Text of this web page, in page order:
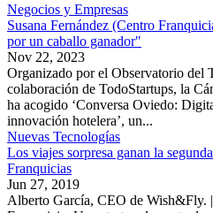
Negocios y Empresas
Susana Fernández (Centro
por un caballo ganador"
Nov 22, 2023
Organizado por el Observatorio del
colaboración de TodoStartups, la
ha acogido ‘Conversa Oviedo:
innovación hotelera’, un...
Nuevas Tecnologías
Los viajes sorpresa ganan la
Franquicias
Jun 27, 2019
Alberto García, CEO de